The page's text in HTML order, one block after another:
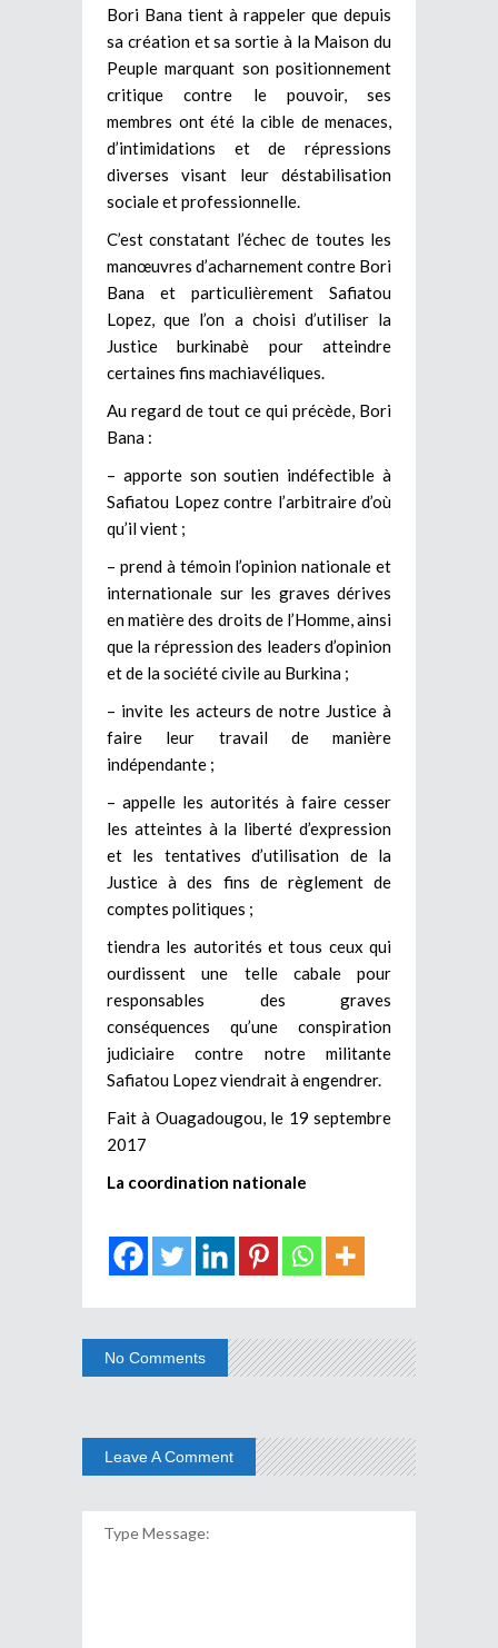
Bori Bana tient à rappeler que depuis
sa création et sa sortie à la Maison du
Peuple marquant son positionnement
critique contre le pouvoir, ses
membres ont été la cible de menaces,
d’intimidations et de répressions
diverses visant leur déstabilisation
sociale et professionnelle.
C’est constatant l’échec de toutes les
manœuvres d’acharnement contre Bori
Bana et particulièrement Safiatou
Lopez, que l’on a choisi d’utiliser la
Justice burkinabè pour atteindre
certaines fins machiavéliques.
Au regard de tout ce qui précède, Bori
Bana :
– apporte son soutien indéfectible à
Safiatou Lopez contre l’arbitraire d’où
qu’il vient ;
– prend à témoin l’opinion nationale et
internationale sur les graves dérives
en matière des droits de l’Homme, ainsi
que la répression des leaders d’opinion
et de la société civile au Burkina ;
– invite les acteurs de notre Justice à
faire leur travail de manière
indépendante ;
– appelle les autorités à faire cesser
les atteintes à la liberté d’expression
et les tentatives d’utilisation de la
Justice à des fins de règlement de
comptes politiques ;
tiendra les autorités et tous ceux qui
ourdissent une telle cabale pour
responsables des graves
conséquences qu’une conspiration
judiciaire contre notre militante
Safiatou Lopez viendrait à engendrer.
Fait à Ouagadougou, le 19 septembre
2017
La coordination nationale
No Comments
Leave A Comment